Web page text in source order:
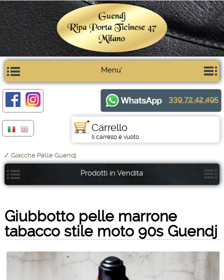
Menu'
339 72 42 495
Carrello
Il carrello è vuoto
/ Giacche Pelle Guendj
Prodotti in Vendita
Giubbotto pelle marrone
tabacco stile moto 90s Guendj